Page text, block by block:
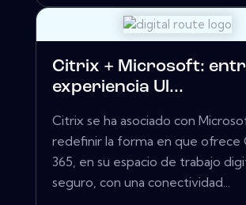
Citrix + Microsoft:
experiencia Ul...
Citrix se ha asociado con
redefinir la forma en que ofrece
365, en su espacio de trabajo
seguro, con una conectividad...